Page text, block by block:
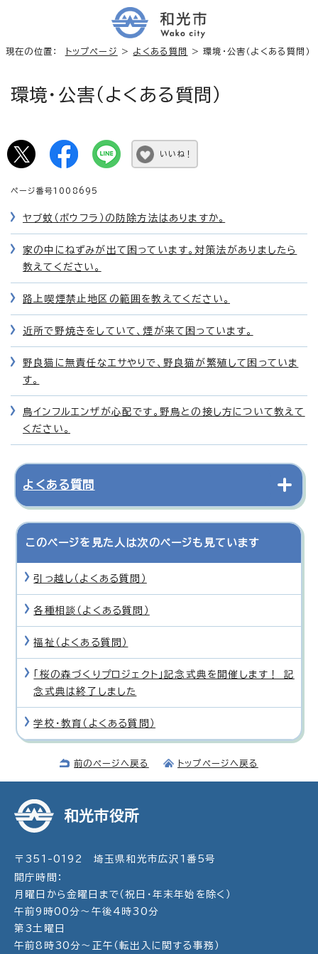
現在の位置： トップページ > よくある質問 > 環境・公害（よくある質問）
環境・公害（よくある質問）
いいね！
ページ番号1008695
ヤブ蚊（ボウフラ）の防除方法はありますか。
家の中にねずみが出て困っています。対策法がありましたら
教えてください。
路上喫煙禁止地区の範囲を教えてください。
近所で野焼きをしていて、煙が来て困っています。
野良猫に無責任なエサやりで、野良猫が繁殖して困っていま
す。
鳥インフルエンザが心配です。野鳥との接し方について教えて
ください。
よくある質問
このページを見た人は次のページも見ています
引っ越し（よくある質問）
各種相談（よくある質問）
福祉（よくある質問）
「桜の森づくりプロジェクト」記念式典を開催します！ 記
念式典は終了しました
学校・教育（よくある質問）
前のページへ戻る トップページへ戻る
和光市役所
〒351-0192 埼玉県和光市広沢1番5号
開庁時間：
月曜日から金曜日まで（祝日・年末年始を除く）
午前9時00分～午後4時30分
第3土曜日
午前8時30分～正午（転出入に関する事務）